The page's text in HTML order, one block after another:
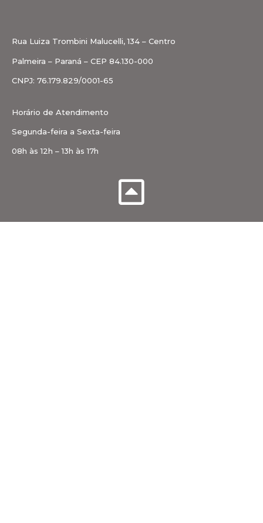
Rua Luiza Trombini Malucelli, 134 – Centro
Palmeira – Paraná – CEP 84.130-000
CNPJ: 76.179.829/0001-65
Horário de Atendimento
Segunda-feira a Sexta-feira
08h às 12h – 13h às 17h